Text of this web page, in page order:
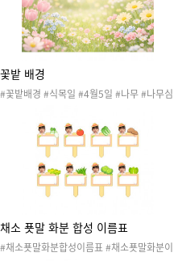
레터링 #식목일레터링 #봄레터링 #환경구성
#식목일환경구성 #봄환경구성
꽃밭 배경
#꽃밭배경 #식목일 #4월5일 #나무 #나무심
작물 #봄 #봄행사 #식목일행사 #봄도안 #봄
활동 #식목일도안 #식목일활동 #원예활동 #
텃밭활동 #봄배경 #꽃배경
채소 푯말 화분 합성 이름표
#채소푯말화분합성이름표 #채소푯말화분이